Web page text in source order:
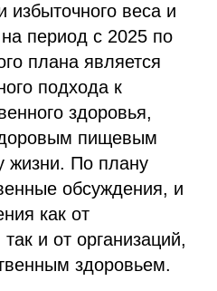
избыточного веса и
период с 2025 по
плана является
подхода к
здоровья,
пищевым
жизни. По плану
обсуждения, и
как от
и от организаций,
здоровьем.